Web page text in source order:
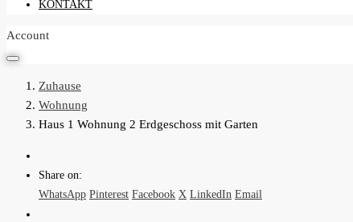
KONTAKT
Account
Zuhause
Wohnung
Haus 1 Wohnung 2 Erdgeschoss mit Garten
Share on:
WhatsApp Pinterest Facebook X LinkedIn Email